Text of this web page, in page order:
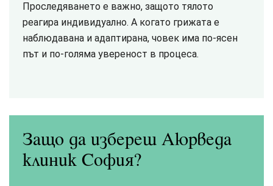
Проследяването е важно, защото тялото
реагира индивидуално. А когато грижата е
наблюдавана и адаптирана, човек има по-ясен
път и по-голяма увереност в процеса.
Защо да избереш Аюрведа
клиник София?